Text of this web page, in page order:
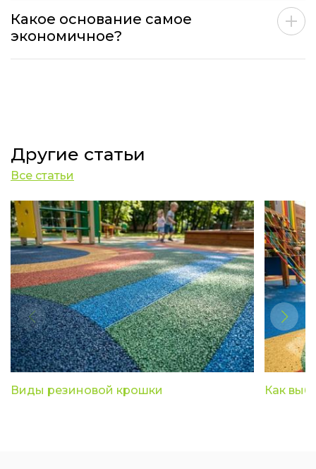
Какое основание самое
экономичное?
Другие статьи
Все статьи
Виды резиновой крошки Как